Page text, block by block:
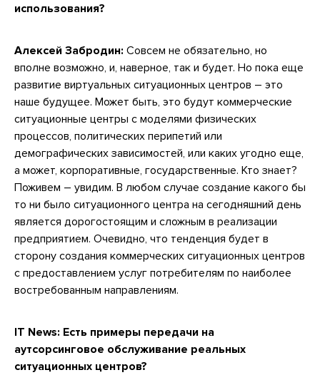
использования?
Алексей Забродин: Совсем не обязательно, но
вполне возможно, и, наверное, так и будет. Но пока еще
развитие виртуальных ситуационных центров – это
наше будущее. Может быть, это будут коммерческие
ситуационные центры с моделями физических
процессов, политических перипетий или
демографических зависимостей, или каких угодно еще,
а может, корпоративные, государственные. Кто знает?
Поживем – увидим. В любом случае создание какого бы
то ни было ситуационного центра на сегодняшний день
является дорогостоящим и сложным в реализации
предприятием. Очевидно, что тенденция будет в
сторону создания коммерческих ситуационных центров
с предоставлением услуг потребителям по наиболее
востребованным направлениям.
IT News: Есть примеры передачи на
аутсорсинговое обслуживание реальных
ситуационных центров?